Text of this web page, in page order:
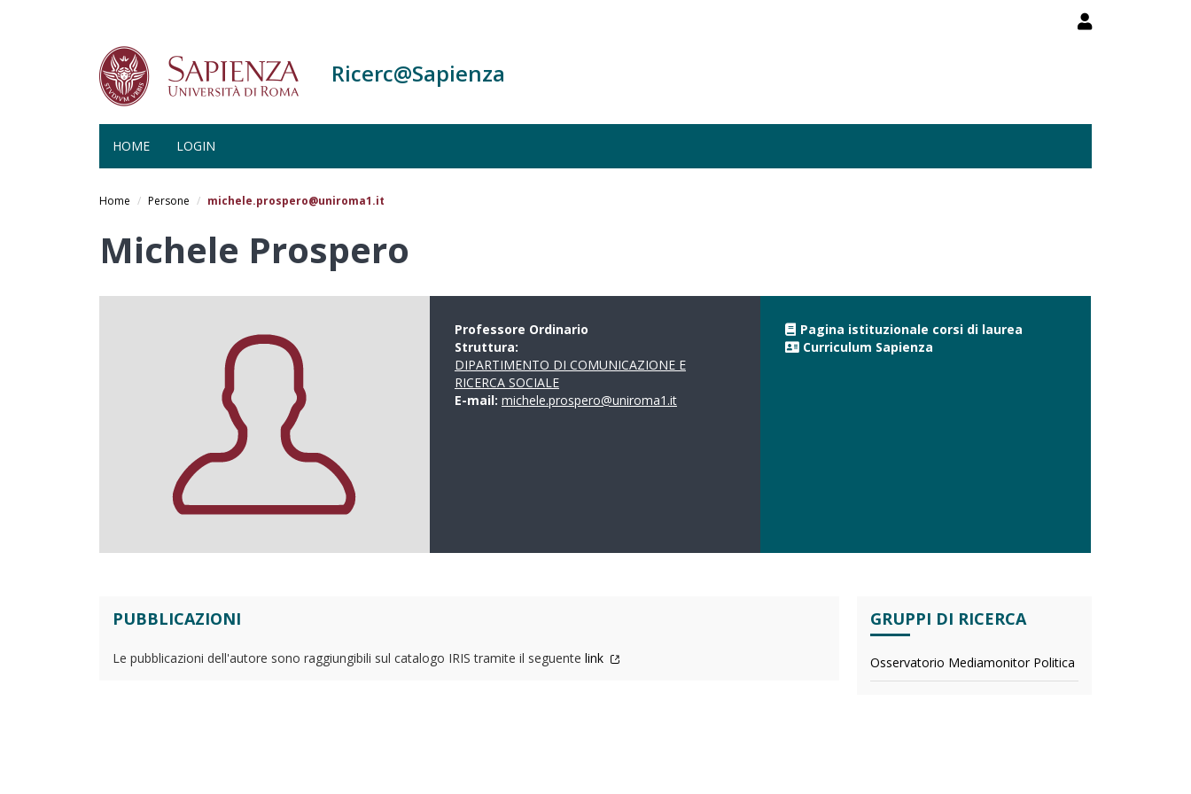
Ricerc@Sapienza
HOME LOGIN
Home Persone michele.prospero@uniroma1.it
Michele Prospero
Professore Ordinario
Struttura:
DIPARTIMENTO DI COMUNICAZIONE E
RICERCA SOCIALE
E-mail: michele.prospero@uniroma1.it
Pagina istituzionale corsi di laurea
Curriculum Sapienza
PUBBLICAZIONI
Le pubblicazioni dell'autore sono raggiungibili sul catalogo IRIS tramite il seguente link
GRUPPI DI RICERCA
Osservatorio Mediamonitor Politica